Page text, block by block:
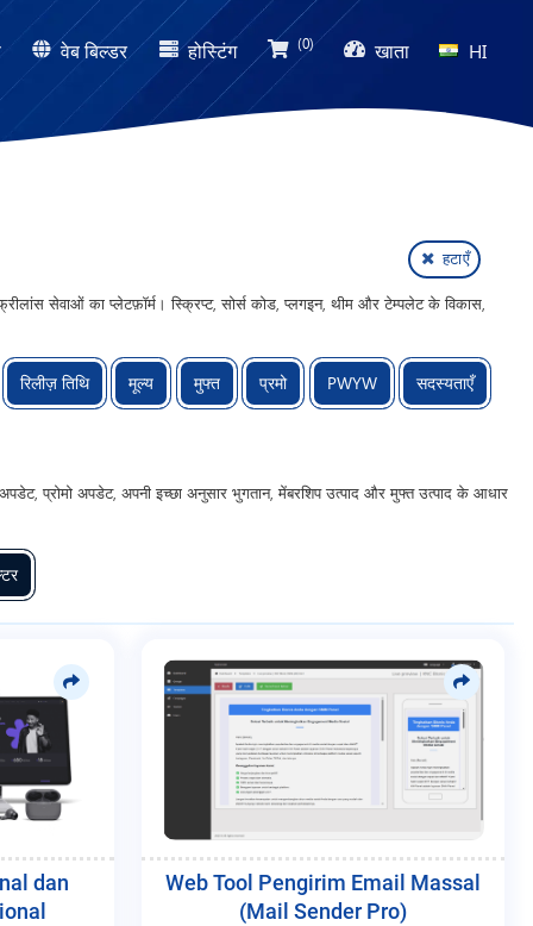
वेब बिल्डर होस्टिंग (0) खाता HI
हटाएँ
सेवाओं का प्लेटफ़ॉर्म। स्क्रिप्ट, सोर्स कोड, प्लगइन, थीम और टेम्पलेट के विकास,
रिलीज़ तिथि मूल्य मुफ्त प्रमो PWYW सदस्यताएँ
प्रोमो अपडेट, अपनी इच्छा अनुसार भुगतान, मेंबरशिप उत्पाद और मुफ्त उत्पाद के आधार
dan
Web Tool Pengirim Email Massal
(Mail Sender Pro)